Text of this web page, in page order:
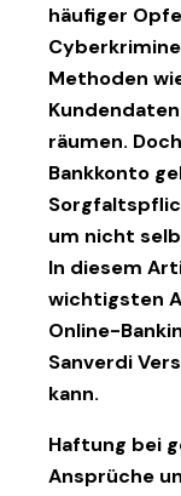
häufiger
Methoden
räumen.
Bankkonto
um nicht
In diesem
wichtigsten
Online-
Sanverdi
kann.
Haftung bei
Ansprüche